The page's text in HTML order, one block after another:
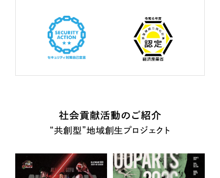
社会貢献活動のご紹介
“共創型”地域創生プロジェクト